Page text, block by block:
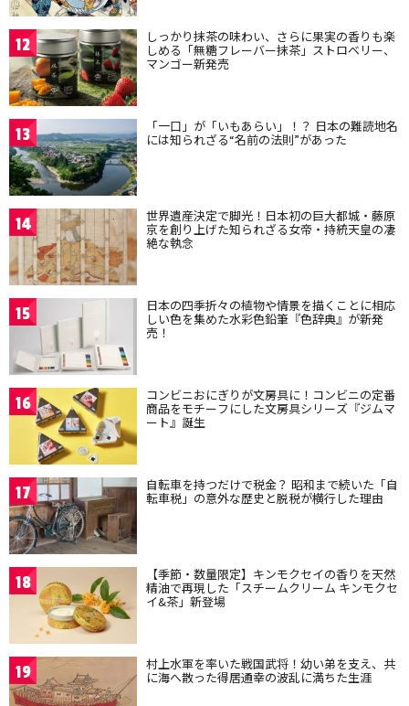
12 しっかり抹茶の味わい、さらに果実の香りも楽
しめる「無糖フレーバー抹茶」ストロベリー、
マンゴー新発売
13 「一口」が「いもあらい」！？ 日本の難読地名
には知られざる“名前の法則”があった
14 世界遺産決定で脚光！日本初の巨大都城・藤原
京を創り上げた知られざる女帝・持統天皇の凄
絶な執念
15 日本の四季折々の植物や情景を描くことに相応
しい色を集めた水彩色鉛筆『色辞典』が新発
売！
16 コンビニおにぎりが文房具に！コンビニの定番
商品をモチーフにした文房具シリーズ『ジムマ
ート』誕生
17 自転車を持つだけで税金？ 昭和まで続いた「自
転車税」の意外な歴史と脱税が横行した理由
18 【季節・数量限定】キンモクセイの香りを天然
精油で再現した「スチームクリーム キンモクセ
イ&茶」新登場
19 村上水軍を率いた戦国武将！幼い弟を支え、共
に海へ散った得居通幸の波乱に満ちた生涯